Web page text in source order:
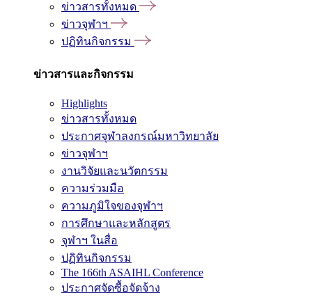
ข่าวสารทั้งหมด
ข่าวจุฬาฯ
ปฏิทินกิจกรรม
ข่าวสารและกิจกรรม
Highlights
ข่าวสารทั้งหมด
ประกาศจุฬาลงกรณ์มหาวิทยาลัย
ข่าวจุฬาฯ
งานวิจัยและนวัตกรรม
ความร่วมมือ
ความภูมิใจของจุฬาฯ
การศึกษาและหลักสูตร
จุฬาฯ ในสื่อ
ปฏิทินกิจกรรม
The 166th ASAIHL Conference
ประกาศจัดซื้อจัดจ้าง